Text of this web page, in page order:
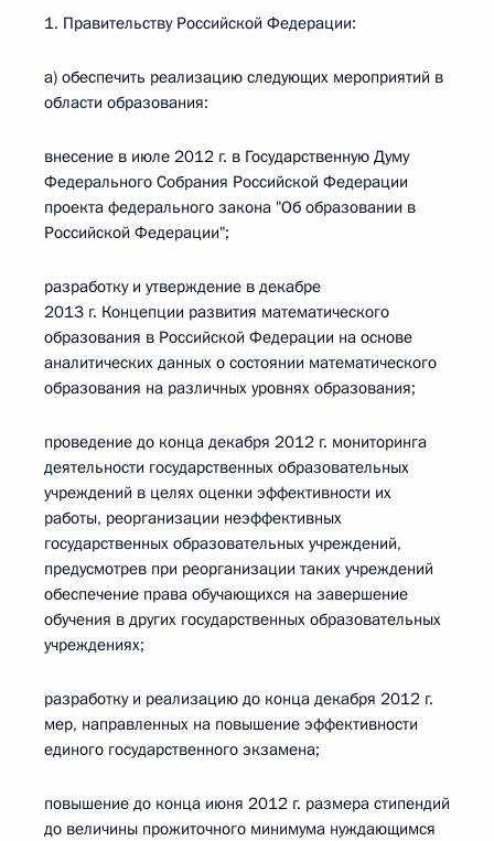
1. Правительству Российской Федерации:
а) обеспечить реализацию следующих мероприятий в
области образования:
внесение в июле 2012 г. в Государственную Думу
Федерального Собрания Российской Федерации
проекта федерального закона "Об образовании в
Российской Федерации";
разработку и утверждение в декабре
2013 г. Концепции развития математического
образования в Российской Федерации на основе
аналитических данных о состоянии математического
образования на различных уровнях образования;
проведение до конца декабря 2012 г. мониторинга
деятельности государственных образовательных
учреждений в целях оценки эффективности их
работы, реорганизации неэффективных
государственных образовательных учреждений,
предусмотрев при реорганизации таких учреждений
обеспечение права обучающихся на завершение
обучения в других государственных образовательных
учреждениях;
разработку и реализацию до конца декабря 2012 г.
мер, направленных на повышение эффективности
единого государственного экзамена;
повышение до конца июня 2012 г. размера стипендий
до величины прожиточного минимума нуждающимся